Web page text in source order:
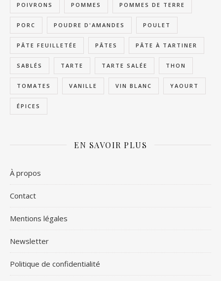
POIVRONS POMMES POMMES DE TERRE
PORC POUDRE D'AMANDES POULET
PÂTE FEUILLETÉE PÂTES PÂTE À TARTINER
SABLÉS TARTE TARTE SALÉE THON
TOMATES VANILLE VIN BLANC YAOURT
ÉPICES
EN SAVOIR PLUS
À propos
Contact
Mentions légales
Newsletter
Politique de confidentialité